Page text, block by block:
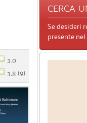
3.0
3.8 (9)
CERCA
Se desideri
presente